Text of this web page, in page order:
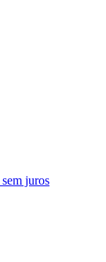
sem juros